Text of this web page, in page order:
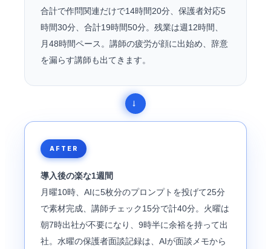
合計で作問関連だけで14時間20分、保護者対応5
時間30分、合計19時間50分。残業は週12時間、
月48時間ペース。講師の疲労が顔に出始め、辞意
を漏らす講師も出てきます。
AFTER
導入後の楽な1週間
月曜10時、AIに5枚分のプロンプトを投げて25分
で素材完成、講師チェック15分で計40分。火曜は
朝7時出社が不要になり、9時半に余裕を持って出
社。水曜の保護者面談記録は、AIが面談メモから